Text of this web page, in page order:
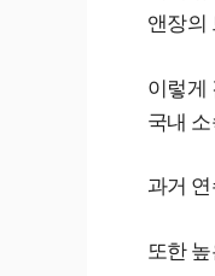
앤장의
이렇게
국내
과거
또한